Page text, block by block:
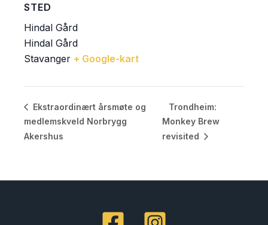
STED
Hindal Gård
Hindal Gård
Stavanger + Google-kart
Ekstraordinært årsmøte og
medlemskveld Norbrygg
Akershus
Trondheim:
Monkey Brew
revisited